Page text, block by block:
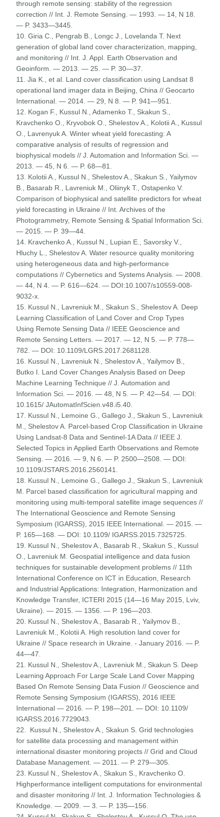
through remote sensing: stability of the regression
correction // Int. J. Remote Sensing. — 1993. — 14, N 18.
— P. 3433—3445.
10. Giria C., Pengrab B., Longc J., Lovelanda T. Next
generation of global land cover characterization, mapping,
and monitoring // Int. J. Appl. Earth Observation and
Geoinform. — 2013. — 25. — P. 30—37.
11. Jia K., et al. Land cover classification using Landsat 8
operational land imager data in Beijing, China // Geocarto
International. — 2014. — 29, N 8. — P. 941—951.
12. Kogan F., Kussul N., Adamenko T., Skakun S.,
Kravchenko O., Kryvobok O., Shelestov A., Kolotii A., Kussul
O., Lavrenyuk A. Winter wheat yield forecasting: A
comparative analysis of results of regression and
biophysical models // J. Automation and Information Sci. —
2013. — 45, N 6. — P. 68—81.
13. Kolotii A., Kussul N., Shelestov A., Skakun S., Yailymov
B., Basarab R., Lavreniuk M., Oliinyk T., Ostapenko V.
Comparison of biophysical and satellite predictors for wheat
yield forecasting in Ukraine // Int. Archives of the
Photogrammetry, Remote Sensing & Spatial Information Sci.
— 2015. — P. 39—44.
14. Kravchenko A., Kussul N., Lupian E., Savorsky V.,
Hluchy L., Shelestov A. Water resource quality monitoring
using heterogeneous data and high-performance
computations // Cybernetics and Systems Analysis. — 2008.
— 44, N 4. — P. 616—624. — DOI:10.1007/s10559-008-
9032-x.
15. Kussul N., Lavreniuk M., Skakun S., Shelestov A. Deep
Learning Classification of Land Cover and Crop Types
Using Remote Sensing Data // IEEE Geoscience and
Remote Sensing Letters. — 2017. — 12, N 5. — P. 778—
782. — DOI: 10.1109/LGRS.2017.2681128.
16. Kussul N., Lavreniuk N., Shelestov A., Yailymov B.,
Butko I. Land Cover Changes Analysis Based on Deep
Machine Learning Technique // J. Automation and
Information Sci. — 2016. — 48, N 5. — P. 42—54. — DOI:
10.1615/ JAutomatInfScien.v48.i5.40.
17. Kussul N., Lemoine G., Gallego J., Skakun S., Lavreniuk
M., Shelestov A. Parcel-based Crop Classification in Ukraine
Using Landsat-8 Data and Sentinel-1A Data // IEEE J.
Selected Topics in Applied Earth Observations and Remote
Sensing. — 2016. — 9, N 6. — P. 2500—2508. — DOI:
10.1109/JSTARS.2016.2560141.
18. Kussul N., Lemoine G., Gallego J., Skakun S., Lavreniuk
M. Parcel based classification for agricultural mapping and
monitoring using multi-temporal satellite image sequences //
The International Geoscience and Remote Sensing
Symposium (IGARSS), 2015 IEEE International. — 2015. —
P. 165—168. — DOI: 10.1109/ IGARSS.2015.7325725.
19. Kussul N., Shelestov A., Basarab R., Skakun S., Kussul
O., Lavreniuk M. Geospatial intelligence and data fusion
techniques for sustainable development problems // 11th
International Conference on ICT in Education, Research
and Industrial Applications: Integration, Harmonization and
Knowledge Transfer, ICTERI 2015 (14—16 May 2015, Lviv,
Ukraine). — 2015. — 1356. — P. 196—203.
20. Kussul N., Shelestov A., Basarab R., Yailymov B.,
Lavreniuk M., Kolotii A. High resolution land cover for
Ukraine // Space research in Ukraine. - January 2016. — P.
44—47.
21. Kussul N., Shelestov A., Lavreniuk M., Skakun S. Deep
Learning Approach For Large Scale Land Cover Mapping
Based On Remote Sensing Data Fusion // Geoscience and
Remote Sensing Symposium (IGARSS), 2016 IEEE
International — 2016. — P. 198—201. — DOI: 10.1109/
IGARSS.2016.7729043.
22. Kussul N., Shelestov A., Skakun S. Grid technologies
for satellite data processing and management within
international disaster monitoring projects // Grid and Cloud
Database Management. — 2011. — P. 279—305.
23. Kussul N., Shelestov A., Skakun S., Kravchenko O.
Highperformance intelligent computations for environmental
and disaster monitoring // Int. J. Information Technologies &
Knowledge. — 2009. — 3. — P. 135—156.